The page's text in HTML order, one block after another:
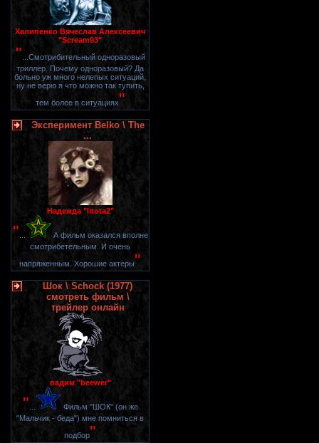
Халипенко Вячеслав Алексеевич
"Scream93"
" ...Смотрибительный одноразовый
триллер. Почему одноразовый? Да
больно уж много нелепых ситуаций,
ну не верю я что можно так тупить,
тем более в ситуациях"
Эксперимент Belko \ The
...
Надежда "litota2"
"
А фильм оказался вполне
смотрибетельным. И очень
напряженным. Хорошие актеры"
Шок \ Schock (1977)
смотреть фильм \
трейлер онлайн
вадим "beewer"
"
Фильм "ШОК" (он же
"Мальчик - беда") мне помниться в
подбор"